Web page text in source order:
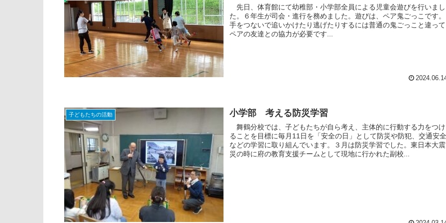
先日、体育館にて幼稚部・小学部全員による児童会遊びを行いまし
た。６年生が司会・進行を務めました。遊びは、ペア鬼ごっこです。
手をつないで追いかけたり逃げたりするには普通の鬼ごっこと違って
ペアの友達との協力が必要です...
子どもたちの活動 小学部 考える防災学習
舞鶴分校では、子どもたちが自ら考え、主体的に行動する力をつけ
ることを目標に毎月11日を「安全の日」として防災や防犯、交通安
などの学習に取り組んでいます。３月は防災学習でした。東日本大震
災の時に府の教育支援チームとして現地に行かれた副校...